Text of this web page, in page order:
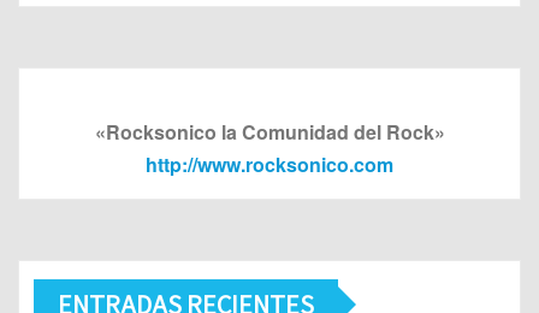
«Rocksonico la Comunidad del Rock»
http://www.rocksonico.com
ENTRADAS RECIENTES